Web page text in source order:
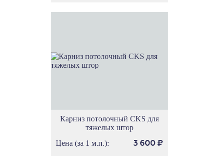
Карниз потолочный CKS для
тяжелых штор
Цена (за 1 м.п.):
3 600 ₽